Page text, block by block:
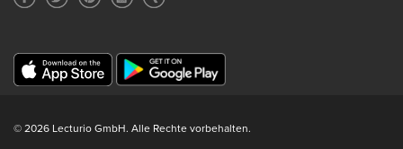
© 2026 Lecturio GmbH. Alle Rechte vorbehalten.